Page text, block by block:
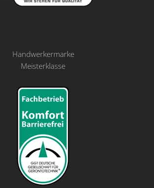
Handwerkermarke
Meisterklasse